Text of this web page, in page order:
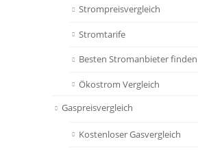
Strompreisvergleich
Stromtarife
Besten Stromanbieter finden
Ökostrom Vergleich
Gaspreisvergleich
Kostenloser Gasvergleich